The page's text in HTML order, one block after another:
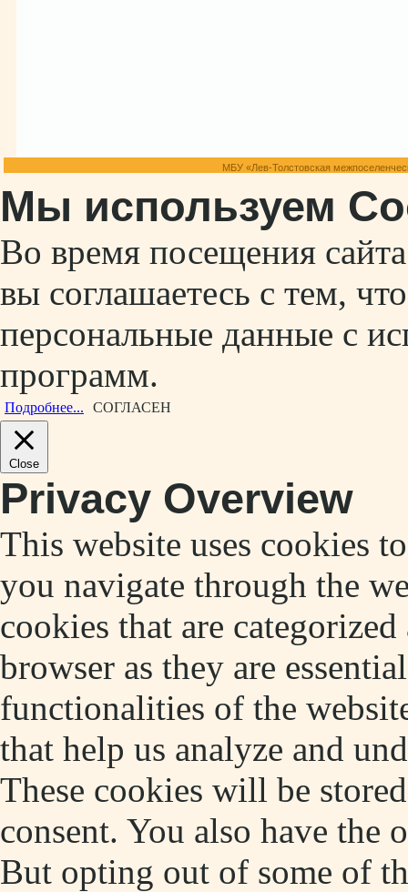
МБУ «Лев-Толстовская
Мы используем
Во время посещения
вы соглашаетесь с тем,
персональные данные с
программ.
Подробнее... СОГЛАСЕН
Close
Privacy Overview
This website uses cookies
you navigate through the
cookies that are
browser as they are
functionalities of the
that help us analyze and
These cookies will be
consent. You also have the
But opting out of some of